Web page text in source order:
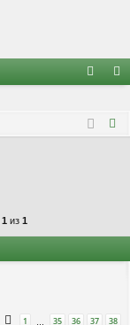
д и
1 из 1
1 … 35 36 37 38